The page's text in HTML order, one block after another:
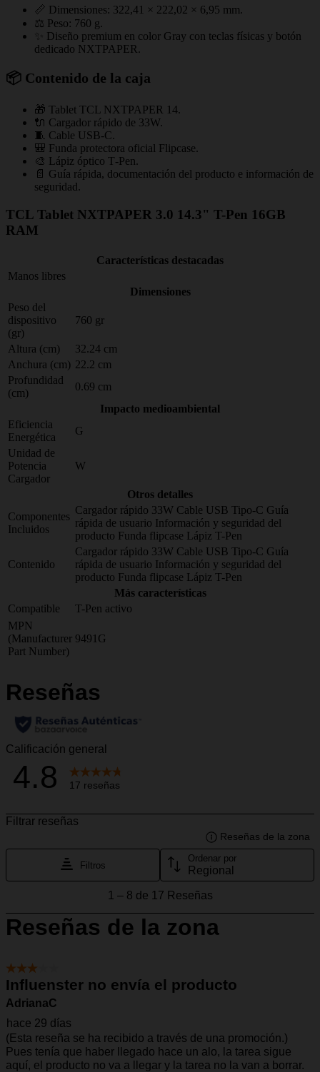
📏 Dimensiones: 322,41 × 222,02 × 6,95 mm.
⚖️ Peso: 760 g.
✨ Diseño premium en color Gray con teclas físicas y botón
dedicado NXTPAPER.
📦 Contenido de la caja
🎁 Tablet TCL NXTPAPER 14.
🔌 Cargador rápido de 33W.
🧵 Cable USB‑C.
🎒 Funda protectora oficial Flipcase.
🎨 Lápiz óptico T‑Pen.
📄 Guía rápida, documentación del producto e información de
seguridad.
TCL Tablet NXTPAPER 3.0 14.3" T-Pen 16GB
RAM
Características destacadas
Manos libres
Dimensiones
Peso del
dispositivo
(gr)
760 gr
Altura (cm)
32.24 cm
Anchura (cm) 22.2 cm
Profundidad
(cm)
0.69 cm
Impacto medioambiental
Eficiencia
Energética
G
Unidad de
Potencia
Cargador
W
Otros detalles
Componentes
Incluidos
Cargador rápido 33W Cable USB Tipo-C Guía
rápida de usuario Información y seguridad del
producto Funda flipcase Lápiz T-Pen
Contenido
Cargador rápido 33W Cable USB Tipo-C Guía
rápida de usuario Información y seguridad del
producto Funda flipcase Lápiz T-Pen
Más características
Compatible
T-Pen activo
MPN
(Manufacturer
Part Number)
9491G